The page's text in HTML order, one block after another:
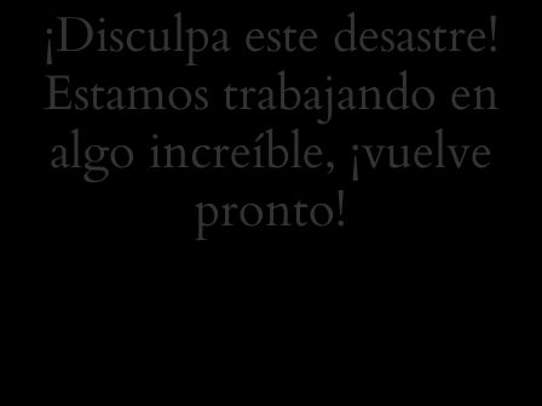
¡Disculpa este desastre!
Estamos trabajando en
algo increíble, ¡vuelve
pronto!